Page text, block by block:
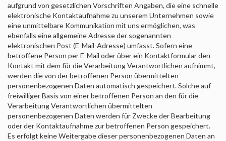
aufgrund von gesetzlichen Vorschriften Angaben, die eine schnelle
elektronische Kontaktaufnahme zu unserem Unternehmen sowie
eine unmittelbare Kommunikation mit uns ermöglichen, was
ebenfalls eine allgemeine Adresse der sogenannten
elektronischen Post (E-Mail-Adresse) umfasst. Sofern eine
betroffene Person per E-Mail oder über ein Kontaktformular den
Kontakt mit dem für die Verarbeitung Verantwortlichen aufnimmt,
werden die von der betroffenen Person übermittelten
personenbezogenen Daten automatisch gespeichert. Solche auf
freiwilliger Basis von einer betroffenen Person an den für die
Verarbeitung Verantwortlichen übermittelten
personenbezogenen Daten werden für Zwecke der Bearbeitung
oder der Kontaktaufnahme zur betroffenen Person gespeichert.
Es erfolgt keine Weitergabe dieser personenbezogenen Daten an